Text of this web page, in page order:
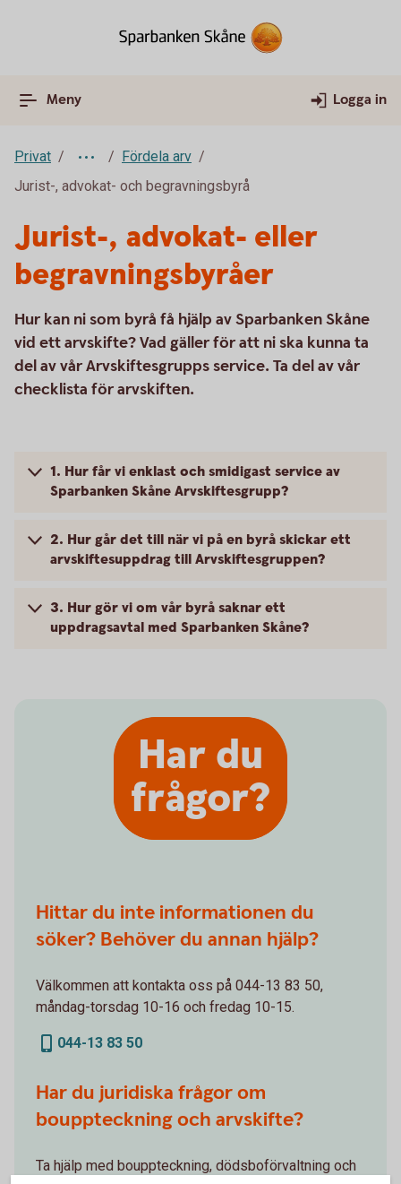
Meny Logga in
Privat
Fördela arv
Jurist-, advokat- och begravningsbyrå
Jurist-, advokat- eller
begravningsbyråer
Hur kan ni som byrå få hjälp av Sparbanken Skåne
vid ett arvskifte? Vad gäller för att ni ska kunna ta
del av vår Arvskiftesgrupps service. Ta del av vår
checklista för arvskiften.
1. Hur får vi enklast och smidigast service av
Sparbanken Skåne Arvskiftesgrupp?
2. Hur går det till när vi på en byrå skickar ett
arvskiftesuppdrag till Arvskiftesgruppen?
3. Hur gör vi om vår byrå saknar ett
uppdragsavtal med Sparbanken Skåne?
Hittar du inte informationen du
söker? Behöver du annan hjälp?
Välkommen att kontakta oss på 044-13 83 50,
måndag-torsdag 10-16 och fredag 10-15.
044-13 83 50
Har du juridiska frågor om
bouppteckning och arvskifte?
Ta hjälp med bouppteckning, dödsboförvaltning och
Har du
frågor?